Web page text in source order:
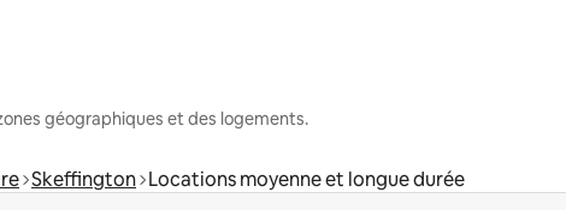
géographiques et des logements.
Skeffington Locations moyenne et longue durée